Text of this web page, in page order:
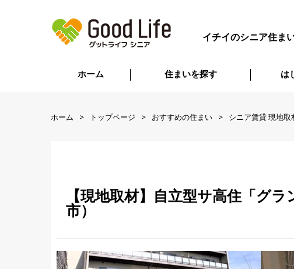
イチイのシニア住ま
ホーム 住まいを探す は
ホーム トップページ おすすめの住まい シニア賃貸 現地取
【現地取材】自立型サ高住「グ
市）